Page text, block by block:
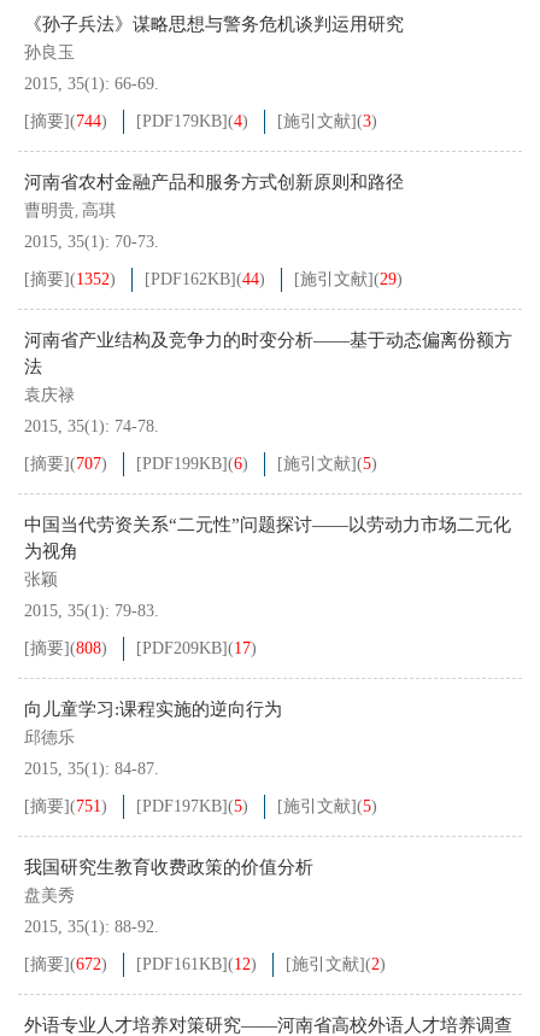
《孙子兵法》谋略思想与警务危机谈判运用研究
孙良玉
2015, 35(1): 66-69.
[摘要](744) [PDF179KB](4) [施引文献](3)
河南省农村金融产品和服务方式创新原则和路径
曹明贵, 高琪
2015, 35(1): 70-73.
[摘要](1352) [PDF162KB](44) [施引文献](29)
河南省产业结构及竞争力的时变分析——基于动态偏离份额方
法
袁庆禄
2015, 35(1): 74-78.
[摘要](707) [PDF199KB](6) [施引文献](5)
中国当代劳资关系“二元性”问题探讨——以劳动力市场二元化
为视角
张颖
2015, 35(1): 79-83.
[摘要](808) [PDF209KB](17)
向儿童学习:课程实施的逆向行为
邱德乐
2015, 35(1): 84-87.
[摘要](751) [PDF197KB](5) [施引文献](5)
我国研究生教育收费政策的价值分析
盘美秀
2015, 35(1): 88-92.
[摘要](672) [PDF161KB](12) [施引文献](2)
外语专业人才培养对策研究——河南省高校外语人才培养调查